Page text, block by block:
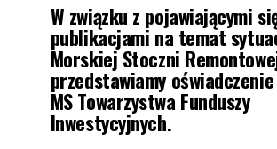
W związku z pojawiającymi
publikacjami na temat
Morskiej Stoczni
przedstawiamy
MS Towarzystwa Funduszy
Inwestycyjnych.